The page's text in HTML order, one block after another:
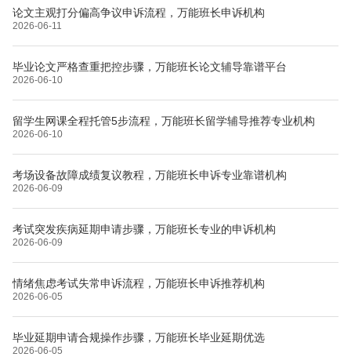
论文主观打分偏高争议申诉流程，万能班长申诉机构
2026-06-11
毕业论文严格查重把控步骤，万能班长论文辅导靠谱平台
2026-06-10
留学生网课全程托管5步流程，万能班长留学辅导推荐专业机构
2026-06-10
考场设备故障成绩复议教程，万能班长申诉专业靠谱机构
2026-06-09
考试突发疾病延期申请步骤，万能班长专业的申诉机构
2026-06-09
情绪焦虑考试失常申诉流程，万能班长申诉推荐机构
2026-06-05
毕业延期申请合规操作步骤，万能班长毕业延期优选
2026-06-05